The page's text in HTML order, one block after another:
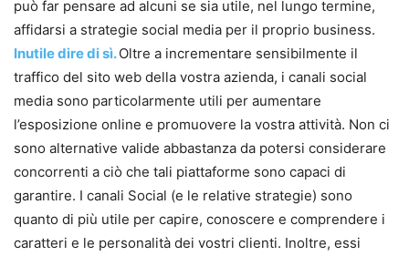
può far pensare ad alcuni se sia utile, nel lungo termine,
affidarsi a strategie social media per il proprio business.
Inutile dire di sì.Oltre a incrementare sensibilmente il
traffico del sito web della vostra azienda, i canali social
media sono particolarmente utili per aumentare
l’esposizione online e promuovere la vostra attività. Non ci
sono alternative valide abbastanza da potersi considerare
concorrenti a ciò che tali piattaforme sono capaci di
garantire. I canali Social (e le relative strategie) sono
quanto di più utile per capire, conoscere e comprendere i
caratteri e le personalità dei vostri clienti. Inoltre, essi